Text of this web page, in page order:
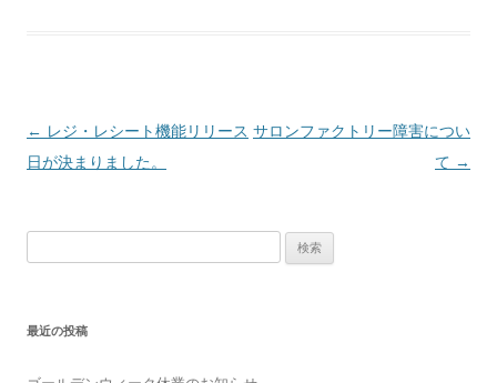
Post navigation
← レジ・レシート機能リリース
日が決まりました。
サロンファクトリー障害につい
て →
最近の投稿